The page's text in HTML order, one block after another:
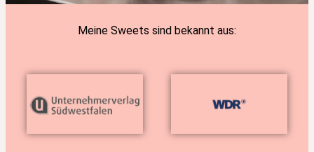
Meine Sweets sind bekannt aus: